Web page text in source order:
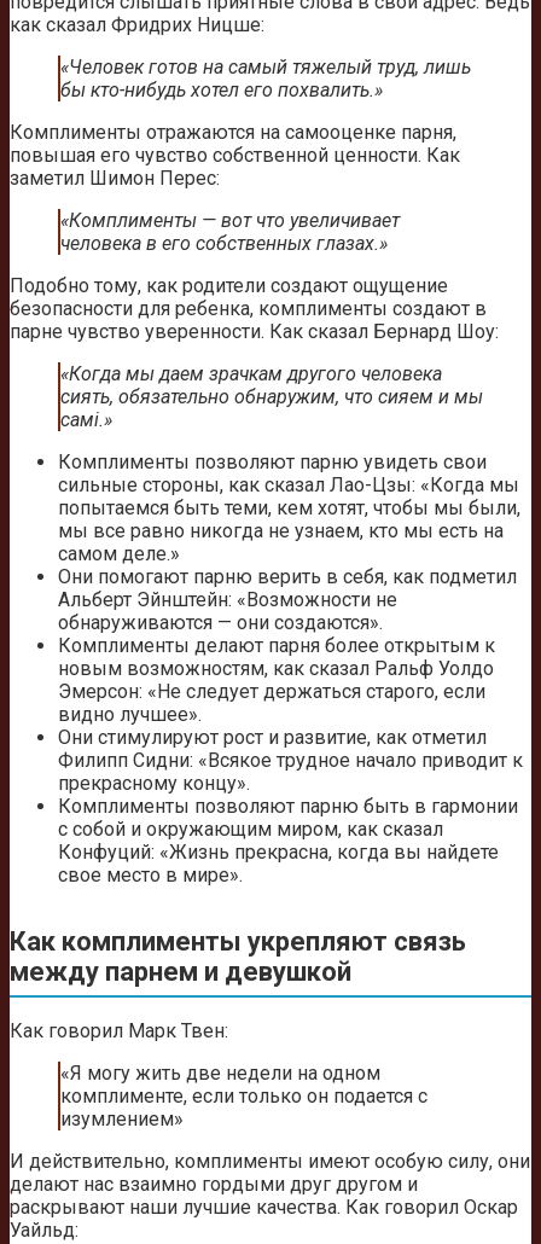
как сказал Фридрих Ницше:
«Человек готов на самый тяжелый труд, лишь
бы кто-нибудь хотел его похвалить.»
Комплименты отражаются на самооценке парня,
повышая его чувство собственной ценности. Как
заметил Шимон Перес:
«Комплименты — вот что увеличивает
человека в его собственных глазах.»
Подобно тому, как родители создают ощущение
безопасности для ребенка, комплименты создают в
парне чувство уверенности. Как сказал Бернард Шоу:
«Когда мы даем зрачкам другого человека
сиять, обязательно обнаружим, что сияем и мы
самi.»
Комплименты позволяют парню увидеть свои
сильные стороны, как сказал Лао-Цзы: «Когда мы
попытаемся быть теми, кем хотят, чтобы мы были,
мы все равно никогда не узнаем, кто мы есть на
самом деле.»
Они помогают парню верить в себя, как подметил
Альберт Эйнштейн: «Возможности не
обнаруживаются — они создаются».
Комплименты делают парня более открытым к
новым возможностям, как сказал Ральф Уолдо
Эмерсон: «Не следует держаться старого, если
видно лучшее».
Они стимулируют рост и развитие, как отметил
Филипп Сидни: «Всякое трудное начало приводит к
прекрасному концу».
Комплименты позволяют парню быть в гармонии
с собой и окружающим миром, как сказал
Конфуций: «Жизнь прекрасна, когда вы найдете
свое место в мире».
Как комплименты укрепляют связь
между парнем и девушкой
Как говорил Марк Твен:
«Я могу жить две недели на одном
комплименте, если только он подается с
изумлением»
И действительно, комплименты имеют особую силу, они
делают нас взаимно гордыми друг другом и
раскрывают наши лучшие качества. Как говорил Оскар
Уайльд: